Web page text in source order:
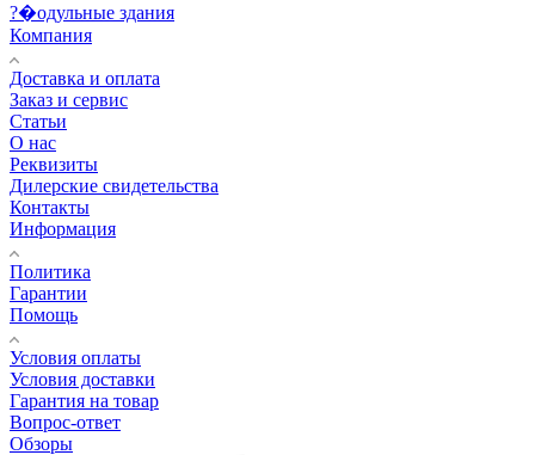
?�одульные здания
Компания
Доставка и оплата
Заказ и сервис
Статьи
О нас
Реквизиты
Дилерские свидетельства
Контакты
Информация
Политика
Гарантии
Помощь
Условия оплаты
Условия доставки
Гарантия на товар
Вопрос-ответ
Обзоры